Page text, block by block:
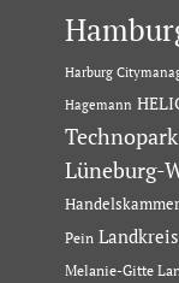
Harburg
Hagemann
Technopark
Lüneburg-
Pein
Melanie-Gitte